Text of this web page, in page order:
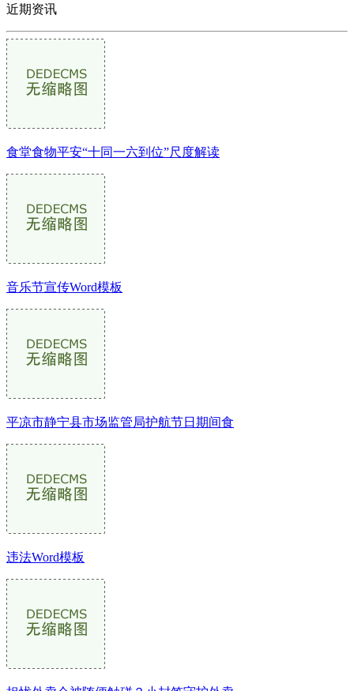
近期资讯
食堂食物平安“十同一六到位”尺度解读
音乐节宣传Word模板
平凉市静宁县市场监管局护航节日期间食
违法Word模板